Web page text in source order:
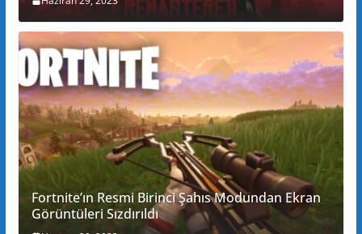
Fortnite’ın Resmi Birinci Şahıs Modundan Ekran
Görüntüleri Sızdırıldı